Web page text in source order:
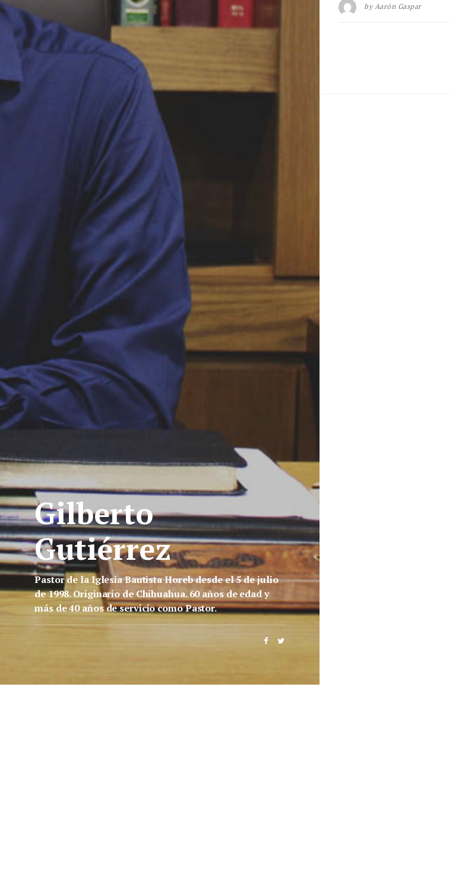
Gilberto
Gutiérrez
Pastor de la Iglesia Bautista Horeb desde el 5 de julio
de 1998. Originario de Chihuahua. 60 años de edad y
más de 40 años de servicio como Pastor.
byAarón Gaspar